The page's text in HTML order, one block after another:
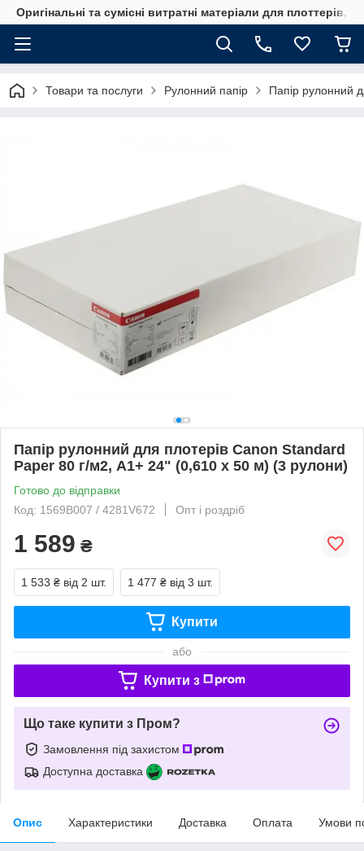
Оригінальні та сумісні витратні матеріали для плоттерів,
Товари та послуги Рулонний папір Папір рулонний
Папір рулонний для плотерів Canon Standard
Paper 80 г/м2, А1+ 24" (0,610 х 50 м) (3 рулони)
Готово до відправки
Код: 1569B007 / 4281V672
Опт і роздріб
1 589 ₴
1 533 ₴ від 2 шт. 1 477 ₴ від 3 шт.
Купити
або
Купити з
Що таке купити з Пром?
Замовлення під захистом
Доступна доставка
Опис Характеристики Доставка Оплата Умови